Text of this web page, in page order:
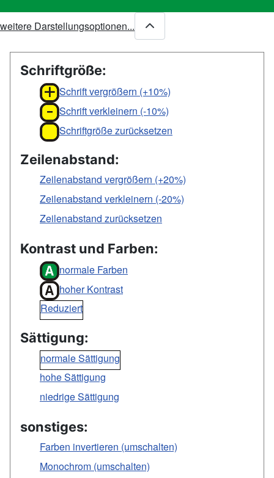
weitere Darstellungsoptionen...
Schriftgröße:
Schrift vergrößern (+10%)
Schrift verkleinern (-10%)
Schriftgröße zurücksetzen
Zeilenabstand:
Zeilenabstand vergrößern (+20%)
Zeilenabstand verkleinern (-20%)
Zeilenabstand zurücksetzen
Kontrast und Farben:
normale Farben
hoher Kontrast
Reduziert
Sättigung:
normale Sättigung
hohe Sättigung
niedrige Sättigung
sonstiges:
Farben invertieren (umschalten)
Monochrom (umschalten)